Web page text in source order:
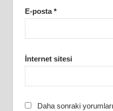
E-posta*
İnternet sitesi
Daha sonraki